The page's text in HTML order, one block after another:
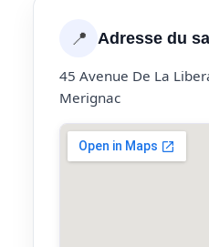
📍 Adresse du
45 Avenue De La
Merignac